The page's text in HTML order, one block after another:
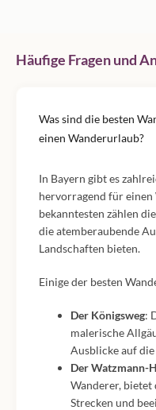
Häufige Fragen und
Was sind die besten
einen Wanderurlaub?
In Bayern gibt es
hervorragend für einen
bekanntesten zählen
die atemberaubende
Landschaften bieten.
Einige der besten
Der Königsweg:
malerische
Ausblicke auf die
Der Watzmann-
Wanderer, bietet
Strecken und